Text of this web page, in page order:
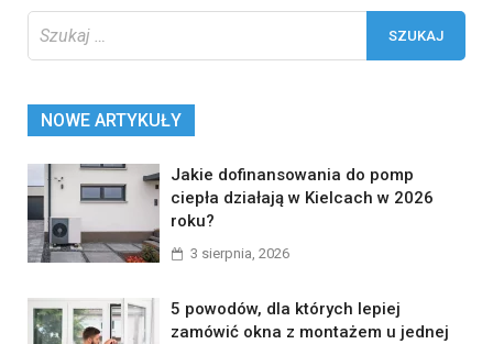
NOWE ARTYKUŁY
Jakie dofinansowania do pomp
ciepła działają w Kielcach w 2026
roku?
3 sierpnia, 2026
5 powodów, dla których lepiej
zamówić okna z montażem u jednej